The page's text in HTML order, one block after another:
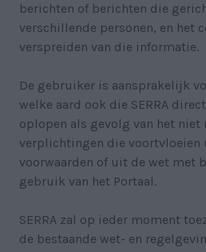
berichten of berichten die
verschillende personen, en het
verspreiden van die informatie.
De gebruiker is aansprakelijk
welke aard ook die SERRA
oplopen als gevolg van het niet
verplichtingen die voortvloeien
voorwaarden of uit de wet met
gebruik van het Portaal.
SERRA zal op ieder moment
de bestaande wet- en